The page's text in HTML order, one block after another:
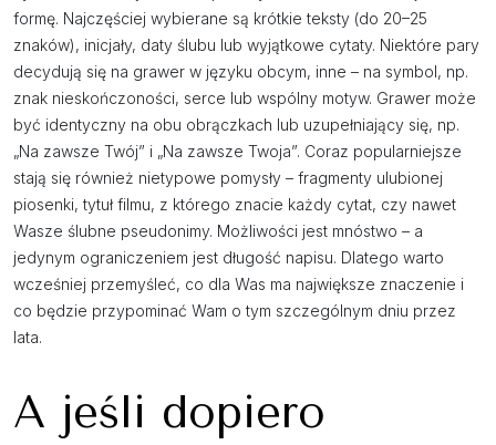
formę. Najczęściej wybierane są krótkie teksty (do 20–25
znaków), inicjały, daty ślubu lub wyjątkowe cytaty. Niektóre pary
decydują się na grawer w języku obcym, inne – na symbol, np.
znak nieskończoności, serce lub wspólny motyw. Grawer może
być identyczny na obu obrączkach lub uzupełniający się, np.
„Na zawsze Twój” i „Na zawsze Twoja”. Coraz popularniejsze
stają się również nietypowe pomysły – fragmenty ulubionej
piosenki, tytuł filmu, z którego znacie każdy cytat, czy nawet
Wasze ślubne pseudonimy. Możliwości jest mnóstwo – a
jedynym ograniczeniem jest długość napisu. Dlatego warto
wcześniej przemyśleć, co dla Was ma największe znaczenie i
co będzie przypominać Wam o tym szczególnym dniu przez
lata.
A jeśli dopiero